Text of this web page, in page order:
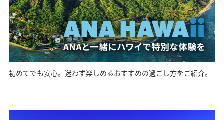
初めてでも安心。迷わず楽しめるおすすめの過ごし方をご紹介。